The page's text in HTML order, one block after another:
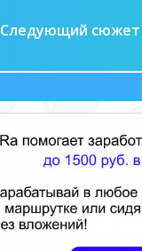
Следующий сюжет